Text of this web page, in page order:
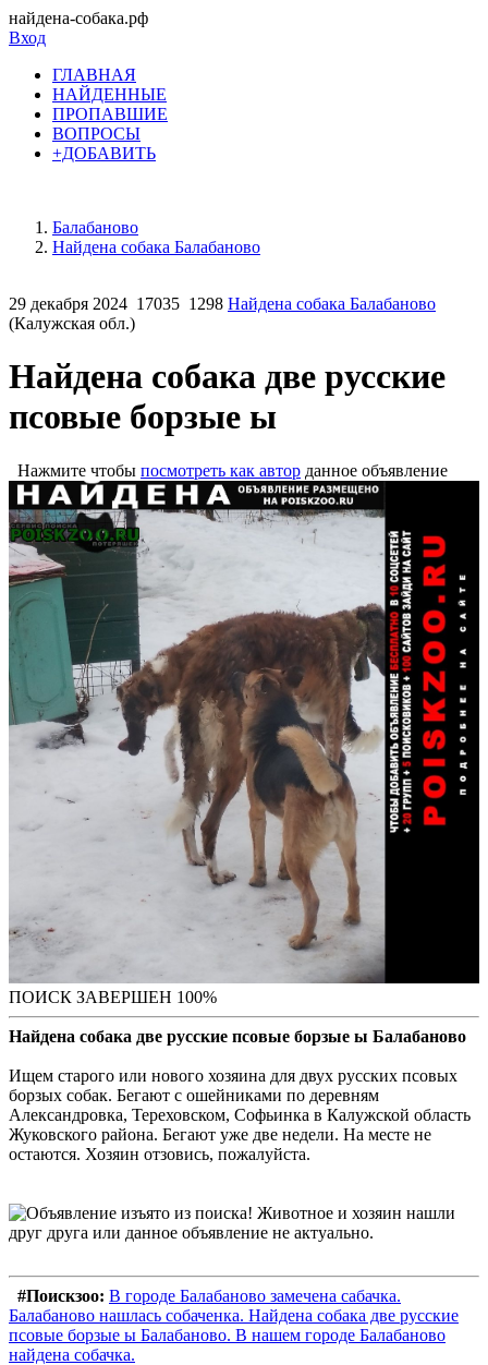
найдена-собака.рф
Вход
ГЛАВНАЯ
НАЙДЕННЫЕ
ПРОПАВШИЕ
ВОПРОСЫ
+ДОБАВИТЬ
Балабаново
Найдена собака Балабаново
29 декабря 2024 17035 1298 Найдена собака Балабаново
(Калужская обл.)
Найдена собака две русские
псовые борзые ы
Нажмите чтобы посмотреть как автор данное объявление
ПОИСК ЗАВЕРШЕН 100%
Найдена собака две русские псовые борзые ы Балабаново
Ищем старого или нового хозяина для двух русских псовых
борзых собак. Бегают с ошейниками по деревням
Александровка, Тереховском, Софьинка в Калужской область
Жуковского района. Бегают уже две недели. На месте не
остаются. Хозяин отзовись, пожалуйста.
#Поискзоо: В городе Балабаново замечена сабачка.
Балабаново нашлась собаченка. Найдена собака две русские
псовые борзые ы Балабаново. В нашем городе Балабаново
найдена собачка.